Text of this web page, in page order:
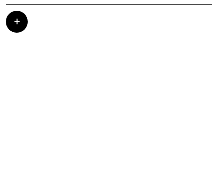
Construction et réhabilitation d'une école
primaire : Maternelle Elémentaire et Cantine